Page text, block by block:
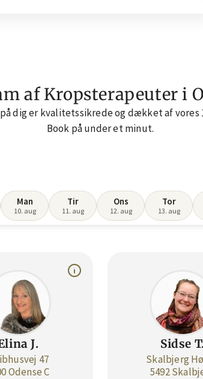
af Kropsterapeuter i
dig er kvalitetssikrede og dækket af vores
Book på under et minut.
Man
10. aug
Tir
11. aug
Ons
12. aug
Tor
13. aug
J.
47
Odense C
Sidse T.
Skalbjerg
5492